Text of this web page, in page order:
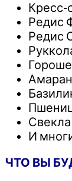
Кресс-
Редис
Редис
Свекла
И
ЧТО ВЫ